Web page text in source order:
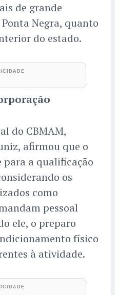
de grande
Negra, quanto
do estado.
do CBMAM,
afirmou que o
a qualificação
os
como
pessoal
ele, o preparo
físico
à atividade.